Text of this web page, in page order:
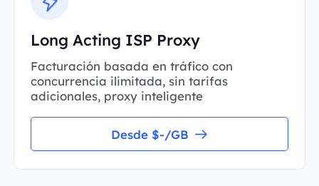
Long Acting ISP Proxy
Facturación basada en tráfico con
concurrencia ilimitada, sin tarifas
adicionales, proxy inteligente
Desde $-/GB